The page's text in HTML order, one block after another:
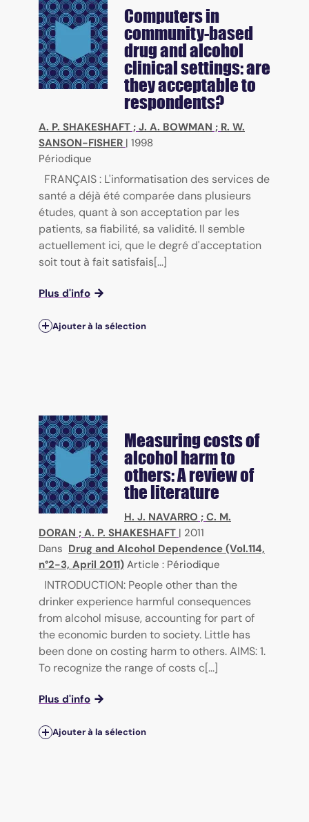
Computers in
community-based
drug and alcohol
clinical settings: are
they acceptable to
respondents?
A. P. SHAKESHAFT ; J. A. BOWMAN ; R. W.
SANSON-FISHER | 1998
Périodique
FRANÇAIS : L'informatisation des services de
santé a déjà été comparée dans plusieurs
études, quant à son acceptation par les
patients, sa fiabilité, sa validité. Il semble
actuellement ici, que le degré d'acceptation
soit tout à fait satisfais[...]
Plus d'info
Ajouter à la sélection
Measuring costs of
alcohol harm to
others: A review of
the literature
H. J. NAVARRO ; C. M.
DORAN ; A. P. SHAKESHAFT | 2011
Dans Drug and Alcohol Dependence (Vol.114,
n°2-3, April 2011) Article : Périodique
INTRODUCTION: People other than the
drinker experience harmful consequences
from alcohol misuse, accounting for part of
the economic burden to society. Little has
been done on costing harm to others. AIMS: 1.
To recognize the range of costs c[...]
Plus d'info
Ajouter à la sélection